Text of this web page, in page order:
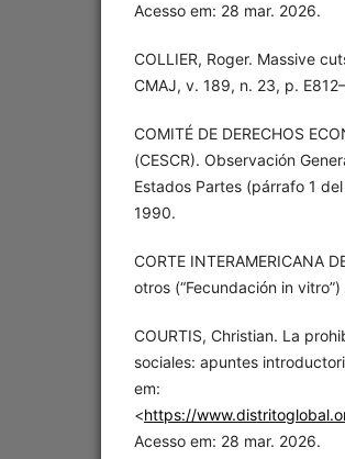
Acesso em: 28 mar. 2026.
COLLIER, Roger. Massive
CMAJ, v. 189, n. 23, p.
COMITÉ DE DERECHOS
(CESCR). Observación
Estados Partes (párrafo 1
1990.
CORTE INTERAMERICANA
otros (“Fecundación in
COURTIS, Christian. La
sociales: apuntes
em:
<https://
Acesso em: 28 mar. 2026.